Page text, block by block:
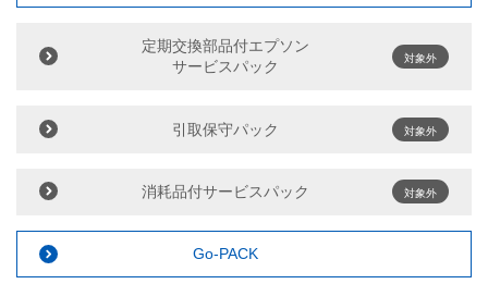
定期交換部品付エプソン
サービスパック
対象外
引取保守パック 対象外
消耗品付サービスパック 対象外
Go-PACK